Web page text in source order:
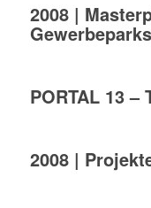
2008 |
Gewerbeparks
PORTAL 13 –
2008 |